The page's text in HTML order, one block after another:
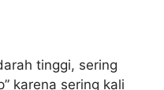
tinggi, sering
karena sering kali